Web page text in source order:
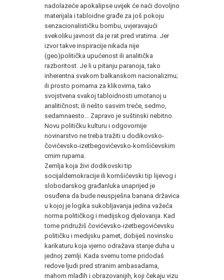
nadolazeće apokalipse uvijek će naći dovoljno
materijala i tabloidne građe za još pokoju
senzacionalističku bombu, uvjeravajući
svekoliku javnost da je rat pred vratima. Jer
izvor takve inspiracije nikada nije
(geo)politička upućenost ili analitička
razboritost. Je li u pitanju paranoja, tako
inherentna svakom balkanskom nacionalizmu;
ili prosto pomama za klikovima, tako
svojstvena svakoj tabloidnosti umotanoj u
analitičnost; ili nešto sasvim treće, sedmo,
sedamnaesto… Zapravo je suštinski nebitno.
Novu političku kulturu i odgovornije
novinarstvo ne treba tražiti u dodikovsko-
čovićevsko-izetbegovićevsko-komšićevskim
crnim rupama.
Zemlja koja živi dodikovski tip
socijaldemokracije ili komšićevski tip lijevog i
slobodarskog građanluka unaprijed je
osuđena da bude neuspješna banana državica
u kojoj je logika sukobljavanja jedina važeća
norma političkog i medijskog djelovanja. Kad
tome pridružiš čovićevsko-izetbegovićevsku
političku i medijsku pamet, dobiješ novinsku
karikaturu koja vjerno odražava stanje duha u
jednoj zemlji. Kada svemu tome pridodaš
redove ljudi pred stranim ambasadama,
mahom mlađih i obrazovanijih, koji čekaju vizu